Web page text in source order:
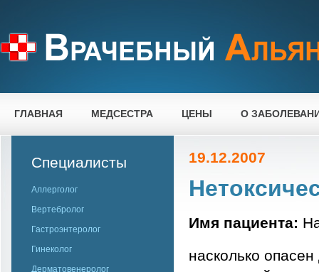
ГЛАВНАЯ МЕДСЕСТРА ЦЕНЫ О
Специалисты
Аллерголог
Вертебролог
Гастроэнтеролог
Гинеколог
Дерматовенеролог
19.12.2007
Имя пациента:
насколько опасен